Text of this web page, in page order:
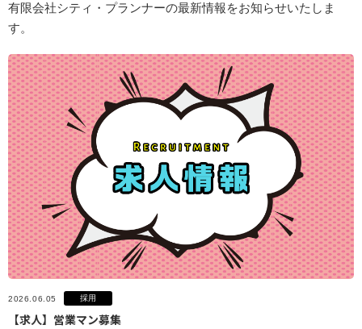
有限会社シティ・プランナーの最新情報をお知らせいたしま
す。
2026.06.05 採用
【求人】営業マン募集